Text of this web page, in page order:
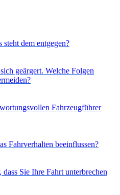
dem entgegen?
geärgert. Welche Folgen
Fahrzeugführer
Fahrverhalten beeinflussen?
Sie Ihre Fahrt unterbrechen